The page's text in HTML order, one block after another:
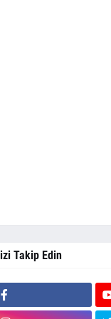
Takip Edin